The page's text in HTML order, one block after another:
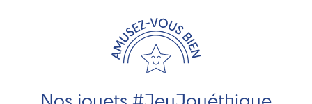
les jeux et jouets en bois de qualité et engagés dans le
développement durable. Ils nous fabriquent des jouets
pour les jeunes enfants, des jeux d'éveil, des jeux de
société, des jouets d'imitation, des jeux de plein air, ... et